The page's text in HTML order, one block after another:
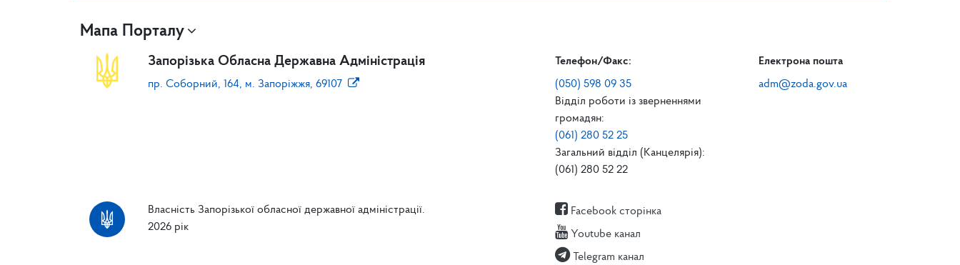
Мапа Порталу
Запорізька Обласна Державна Адміністрація
пр. Соборний, 164, м. Запоріжжя, 69107
Телефон/Факс:
(050) 598 09 35
Відділ роботи із зверненнями
громадян:
(061) 280 52 25
Загальний відділ (Канцелярія):
(061) 280 52 22
Електрона пошта
adm@zoda.gov.ua
Власність Запорізької обласної державної адміністрації.
2026 рік
Facebook сторінка
Youtube канал
Telegram канал